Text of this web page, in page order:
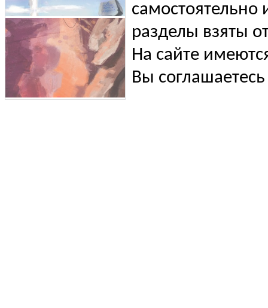
самостоятельно
разделы взяты
На сайте
Вы